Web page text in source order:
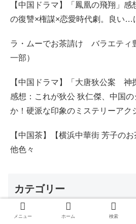
【中国ドラマ】「鳳凰の飛翔」
の復讐×権謀×恋愛時代劇。良い…
ラ・ムーでお茶請け バラエティ
一部）
【中国ドラマ】「大唐狄公案 神
感想：これが狄公 狄仁傑、中国
か！硬派な印象のミステリーアク
【中国茶】【横浜中華街 芳子の
他色々
カテゴリー
メニュー ホーム 検索